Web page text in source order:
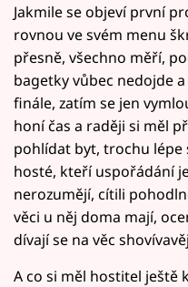
Jakmile se objeví první
rovnou ve svém menu
přesně, všechno měří,
bagetky vůbec nedojde
finále, zatím se jen
honí čas a raději si měl
pohlídat byt, trochu lépe
hosté, kteří uspořádání
nerozumějí, cítili
věci u něj doma mají,
dívají se na věc
A co si měl hostitel ještě